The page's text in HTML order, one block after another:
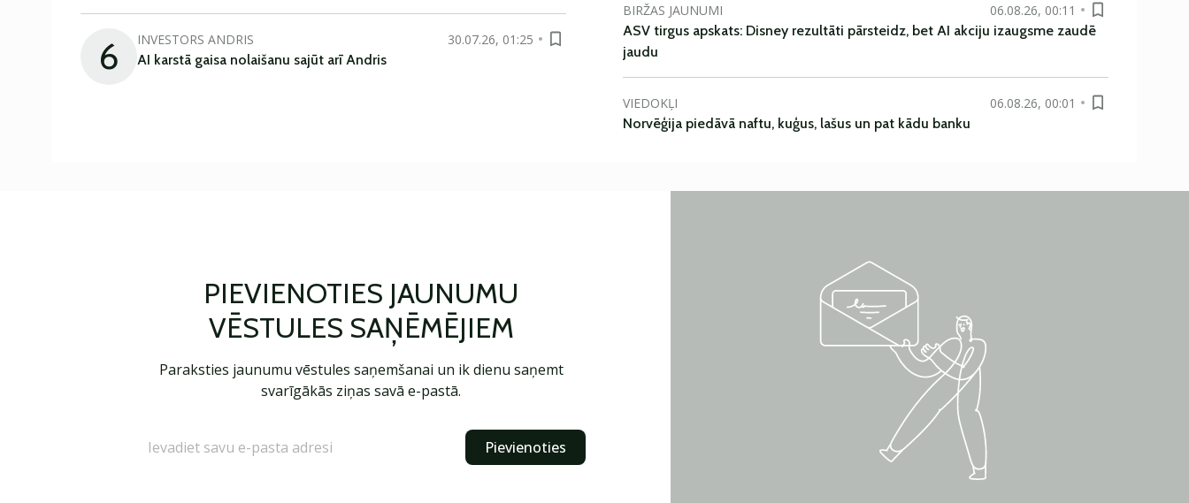
6 INVESTORS ANDRIS
30.07.26, 01:25
AI karstā gaisa nolaišanu sajūt arī Andris
BIRŽAS JAUNUMI
06.08.26, 00:11
ASV tirgus apskats: Disney rezultāti pārsteidz, bet AI akciju izaugsme zaudē
jaudu
VIEDOKĻI
06.08.26, 00:01
Norvēģija piedāvā naftu, kuģus, lašus un pat kādu banku
PIEVIENOTIES JAUNUMU
VĒSTULES SAŅĒMĒJIEM
Paraksties jaunumu vēstules saņemšanai un ik dienu saņemt
svarīgākās ziņas savā e-pastā.
Pievienoties